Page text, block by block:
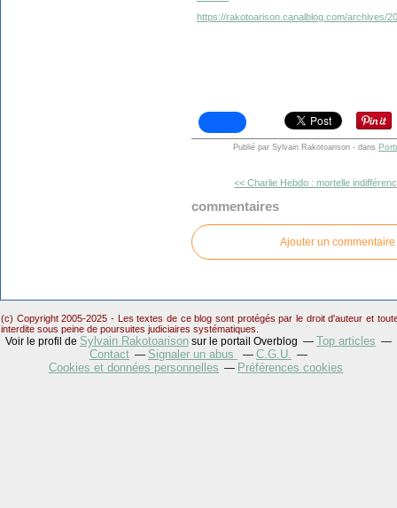
https://rakotoarison.canalblog.com/archives/
Publié par Sylvain Rakotoarison - dans
<< Charlie Hebdo : mortelle
commentaires
Ajouter un commentaire
(c) Copyright 2005-2025 - Les textes de ce blog sont protégés par le droit d'auteur et
interdite sous peine de poursuites judiciaires systématiques.
Voir le profil de Sylvain Rakotoarison sur le portail Overblog
Top articles
Contact
Signaler un abus
C.G.U.
Cookies et données personnelles
Préférences cookies